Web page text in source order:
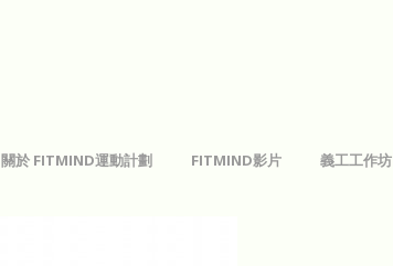
關於 FITMIND運動計劃 FITMIND影片 義工工作坊